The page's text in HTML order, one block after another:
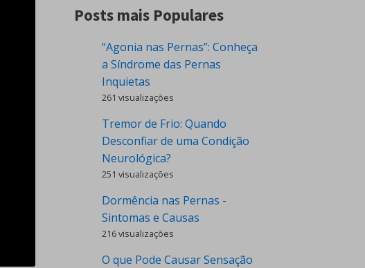
Posts mais Populares
“Agonia nas Pernas”: Conheça
a Síndrome das Pernas
Inquietas
261 visualizações
Tremor de Frio: Quando
Desconfiar de uma Condição
Neurológica?
251 visualizações
Dormência nas Pernas -
Sintomas e Causas
216 visualizações
O que Pode Causar Sensação